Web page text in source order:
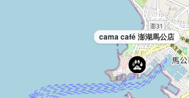
cama café 澎湖馬公店